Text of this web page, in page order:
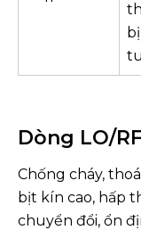
Dòng LO/
Chống cháy,
bịt kín cao, hấp
chuyển đổi, ổn